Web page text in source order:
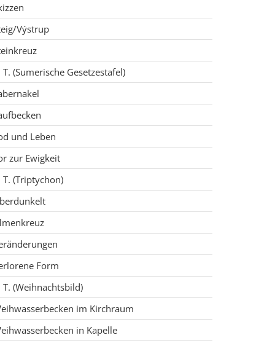
Výstrup
T. (Sumerische Gesetzestafel)
und Leben
zur Ewigkeit
T. (Triptychon)
Form
T. (Weihnachtsbild)
im Kirchraum
in Kapelle